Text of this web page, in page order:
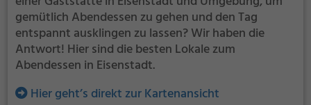
gemütlich Abendessen zu gehen und den Tag
entspannt ausklingen zu lassen? Wir haben die
Antwort! Hier sind die besten Lokale zum
Abendessen in Eisenstadt.
Hier geht’s direkt zur Kartenansicht